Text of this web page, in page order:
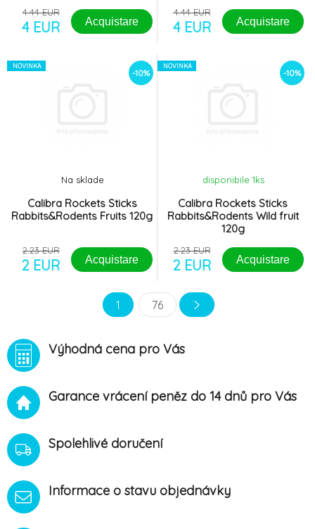
4.44 EUR
4 EUR Acquistare
4.44 EUR
4 EUR Acquistare
NOVINKA
-10%
Calibra Rockets Sticks
Rabbits&Rodents Fruits 120g
Na sklade
2.23 EUR
2 EUR Acquistare
NOVINKA
-10%
Calibra Rockets Sticks
Rabbits&Rodents Wild fruit
120g
disponibile 1ks
2.23 EUR
2 EUR Acquistare
1 76
Výhodná cena pro Vás
Garance vrácení peněz do 14 dnů pro Vás
Spolehlivé doručení
Informace o stavu objednávky